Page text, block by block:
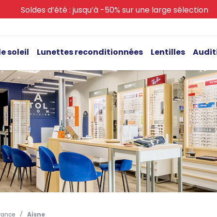
Soldes d’été : jusqu’à -50% sur une large sélection
soleil Lunettes reconditionnées Lentilles
Aisne